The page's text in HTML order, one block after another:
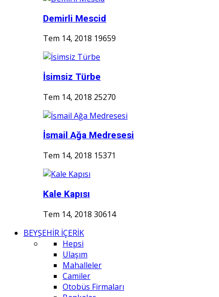
Demirli Mescid
Tem 14, 2018 19659
İsimsiz Türbe
Tem 14, 2018 25270
İsmail Ağa Medresesi
Tem 14, 2018 15371
Kale Kapısı
Tem 14, 2018 30614
BEYŞEHİR İÇERİK
Hepsi
Ulaşım
Mahalleler
Camiler
Otobüs Firmaları